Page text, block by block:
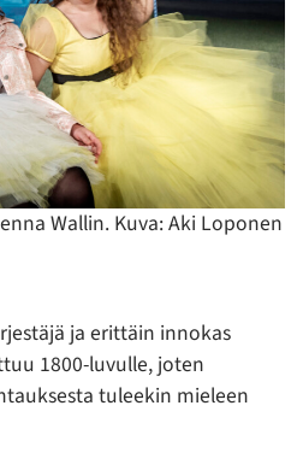
Wallin. Kuva: Aki Loponen
ja erittäin innokas
1800-luvulle, joten
tuleekin mieleen